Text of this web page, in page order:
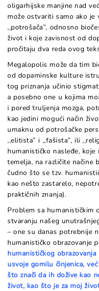
oligarhijske manjine nad
može ostvariti samo ako je
,,potrošača”, odnosno
život i koje zavisnost od
pročitaju dva reda ovog
Megalopolis može da tim
od dopaminske kulture
tog priznanja učinio
a posebno one u kojima
i pored truljenja mozga,
kao jedini mogući način
umaknu od potrošačke
,,elitista” i ,,fašista”, ili
humanističko nasleđe, koje
temelja, na različite načine
čudno što se tzv.
kao nešto zastarelo,
praktičnih znanja).
Problem sa humanističkim
stvaranju našeg
– one su danas potrebnije
humanističko obrazovanje
humanističkog
usvoje gomilu činjenica,
što znači da ih dožive kao
život, kao što je za moj